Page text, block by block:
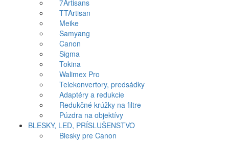
7Artisans
TTArtisan
Meike
Samyang
Canon
Sigma
Tokina
Walimex Pro
Telekonvertory, predsádky
Adaptéry a redukcie
Redukčné krúžky na filtre
Púzdra na objektívy
BLESKY, LED, PRÍSLUŠENSTVO
Blesky pre Canon